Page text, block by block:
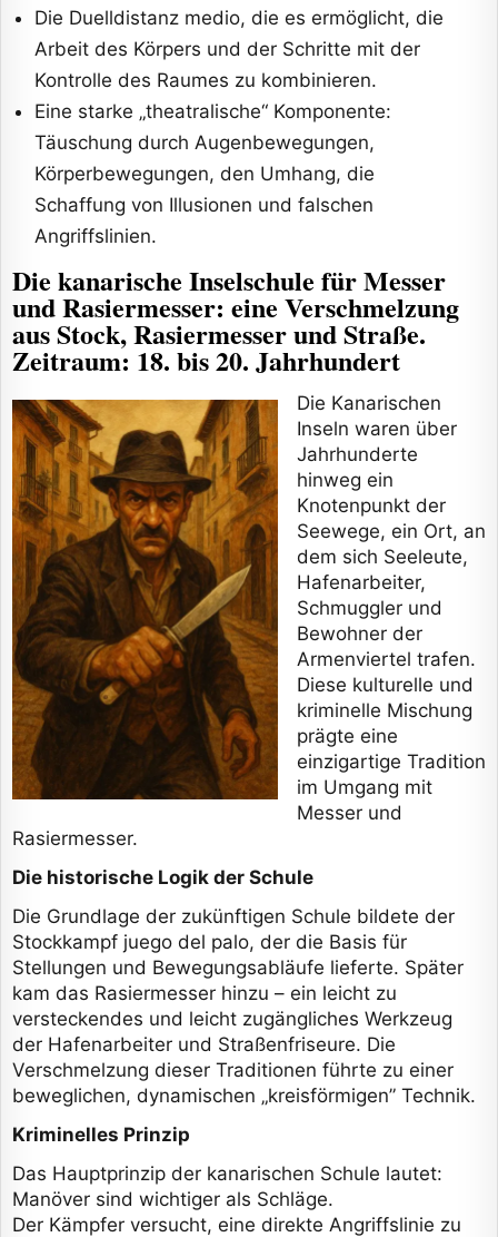
Die Duelldistanz medio, die es ermöglicht, die
Arbeit des Körpers und der Schritte mit der
Kontrolle des Raumes zu kombinieren.
Eine starke „theatralische“ Komponente:
Täuschung durch Augenbewegungen,
Körperbewegungen, den Umhang, die
Schaffung von Illusionen und falschen
Angriffslinien.
Die kanarische Inselschule für Messer
und Rasiermesser: eine Verschmelzung
aus Stock, Rasiermesser und Straße.
Zeitraum: 18. bis 20. Jahrhundert
Die Kanarischen
Inseln waren über
Jahrhunderte
hinweg ein
Knotenpunkt der
Seewege, ein Ort, an
dem sich Seeleute,
Hafenarbeiter,
Schmuggler und
Bewohner der
Armenviertel trafen.
Diese kulturelle und
kriminelle Mischung
prägte eine
einzigartige Tradition
im Umgang mit
Messer und
Rasiermesser.
Die historische Logik der Schule
Die Grundlage der zukünftigen Schule bildete der
Stockkampf juego del palo, der die Basis für
Stellungen und Bewegungsabläufe lieferte. Später
kam das Rasiermesser hinzu – ein leicht zu
versteckendes und leicht zugängliches Werkzeug
der Hafenarbeiter und Straßenfriseure. Die
Verschmelzung dieser Traditionen führte zu einer
beweglichen, dynamischen „kreisförmigen” Technik.
Kriminelles Prinzip
Das Hauptprinzip der kanarischen Schule lautet:
Manöver sind wichtiger als Schläge.
Der Kämpfer versucht, eine direkte Angriffslinie zu